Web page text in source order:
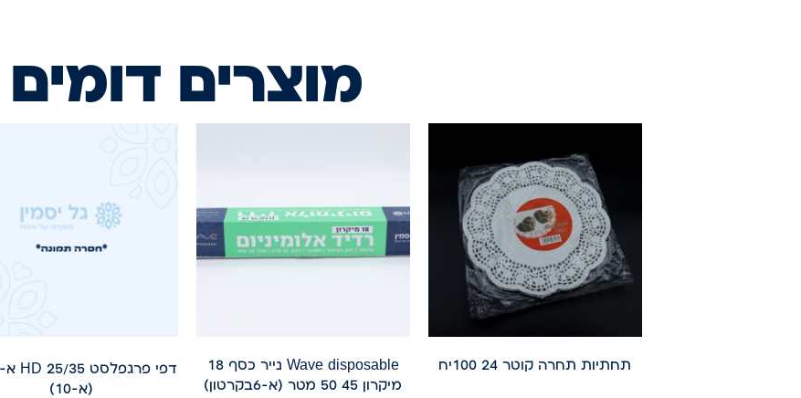
מוצרים דומים
תחתיות תחרה קוטר 24 100יח
Wave disposable נייר כסף 18
מיקרון 45 50 מטר (א-6בקרטון)
(א-10)